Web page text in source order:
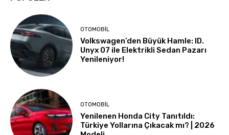
OTOMOBIL
Volkswagen’den Büyük Hamle: ID.
Unyx 07 ile Elektrikli Sedan Pazarı
Yenileniyor!
OTOMOBIL
Yenilenen Honda City Tanıtıldı:
Türkiye Yollarına Çıkacak mı? | 2026